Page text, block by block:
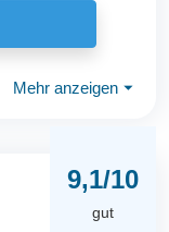
Mehr anzeigen ⏷
9,1/10
gut